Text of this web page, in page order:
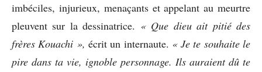
imbéciles, injurieux, menaçants et appelant au meurtre
pleuvent sur la dessinatrice. « Que dieu ait pitié des
frères Kouachi », écrit un internaute. « Je te souhaite le
pire dans ta vie, ignoble personnage. Ils auraient dû te